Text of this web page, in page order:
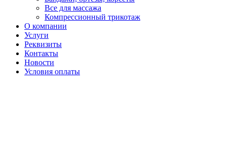
Все для массажа
Компрессионный трикотаж
О компании
Услуги
Реквизиты
Контакты
Новости
Условия оплаты